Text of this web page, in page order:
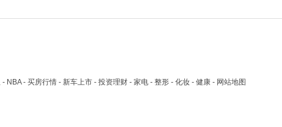
- 买房行情 - 新车上市 - 投资理财 - 家电 - 整形 - 化妆 - 健康 - 网站地图